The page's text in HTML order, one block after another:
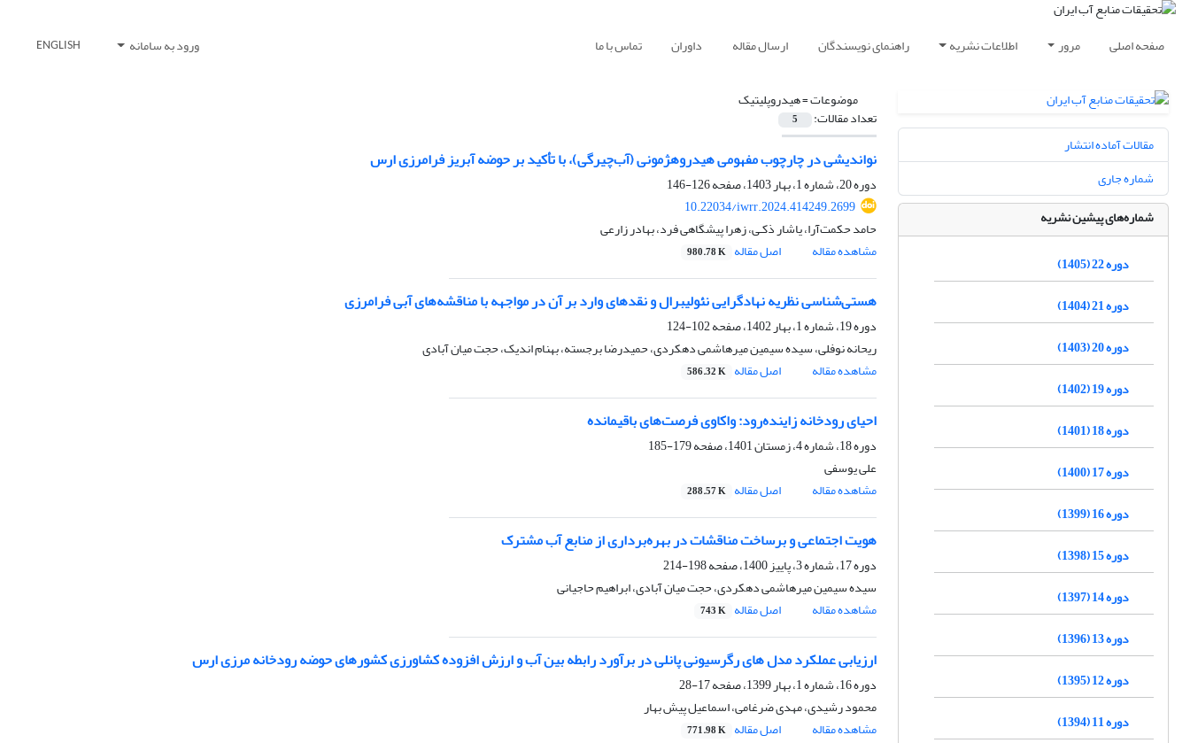
صفحه اصلی مرور اطلاعات نشریه راهنمای نویسندگان ارسال مقاله داوران تماس با ما ورود به سامانه ENGLISH
موضوعات =هیدروپلیتیک
تعداد مقالات: 5
نواندیشی در چارچوب مفهومی هیدروهژمونی (آب‌چیرگی)، با تأکید بر حوضه آبریز فرامرزی ارس
دوره 20، شماره 1، بهار 1403، صفحه
126-146
10.22034/iwrr.2024.414249.2699
حامد حکمت‌آرا، یاشار ذکـی، زهرا پیشگاهی فرد، بهادر زارعی
مشاهده مقاله
اصل مقاله 980.78 K
هستی‌شناسی نظریه نهادگرایی نئولیبرال و نقدهای وارد بر آن در مواجهه با مناقشه‌های آبی فرامرزی
دوره 19، شماره 1، بهار 1402، صفحه
102-124
ریحانه نوفلی، سیده سیمین میرهاشمی دهکردی، حمیدرضا برجسته، بهنام اندیک، حجت میان آبادی
مشاهده مقاله
اصل مقاله 586.32 K
احیای رودخانه زاینده‌رود: واکاوی فرصت‌های باقیمانده
دوره 18، شماره 4، زمستان 1401، صفحه
179-185
علی یوسفی
مشاهده مقاله
اصل مقاله 288.57 K
هویت اجتماعی و برساخت مناقشات در بهره‌برداری از منابع آب مشترک
دوره 17، شماره 3، پاییز 1400، صفحه
198-214
سیده سیمین میرهاشمی دهکردی، حجت میان آبادی، ابراهیم حاجیانی
مشاهده مقاله
اصل مقاله 743 K
ارزیابی عملکرد مدل های رگرسیونی پانلی در برآورد رابطه بین آب و ارزش افزوده کشاورزی کشورهای حوضه رودخانه مرزی ارس
دوره 16، شماره 1، بهار 1399، صفحه
17-28
محمود رشیدی، مهدی ضرغامی، اسماعیل پیش بهار
مشاهده مقاله
اصل مقاله 771.98 K
مقالات آماده انتشار
شماره جاری
شماره‌های پیشین نشریه
دوره 22 (1405)
دوره 21 (1404)
دوره 20 (1403)
دوره 19 (1402)
دوره 18 (1401)
دوره 17 (1400)
دوره 16 (1399)
دوره 15 (1398)
دوره 14 (1397)
دوره 13 (1396)
دوره 12 (1395)
دوره 11 (1394)